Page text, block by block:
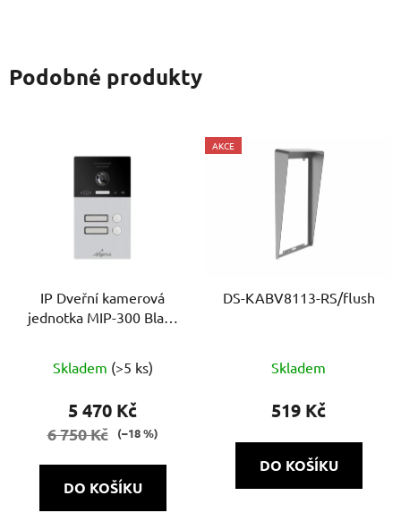
Podobné produkty
IP Dveřní kamerová
jednotka MIP-300 Black
Skladem (>5 ks)
5 470 Kč
6 750 Kč (–18 %)
DO KOŠÍKU
AKCE
DS-KABV8113-RS/flush
Skladem
519 Kč
DO KOŠÍKU